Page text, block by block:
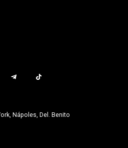
Nápoles, Del. Benito